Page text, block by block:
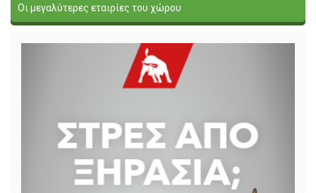
Οι μεγαλύτερες εταιρίες του χώρου